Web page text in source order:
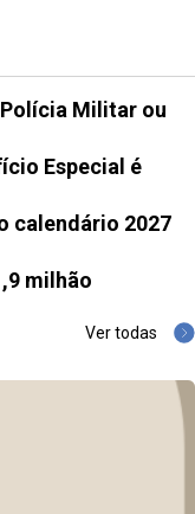
Militar ou
Especial é
calendário 2027
milhão
Ver todas